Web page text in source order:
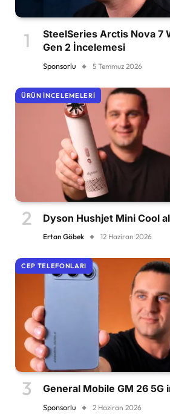
SteelSeries Arctis Nova 7
Gen 2 İncelemesi
Sponsorlu 5 Temmuz 2026
ÜRÜN İNCELEMELERI
Dyson Hushjet Mini Cool
Ertan Göbek 12 Haziran 2026
CEP TELEFONLARI
General Mobile GM 26 5G
Sponsorlu 2 Haziran 2026